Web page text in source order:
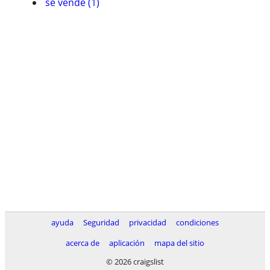
ayuda Seguridad privacidad
condiciones
acerca de
aplicación
mapa del sitio
© 2026 craigslist